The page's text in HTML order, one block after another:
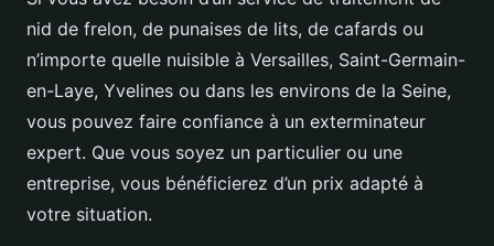
nid de frelon, de punaises de lits, de cafards ou
n’importe quelle nuisible à Versailles, Saint-Germain-
en-Laye, Yvelines ou dans les environs de la Seine,
vous pouvez faire confiance à un exterminateur
expert. Que vous soyez un particulier ou une
entreprise, vous bénéficierez d’un prix adapté à
votre situation.